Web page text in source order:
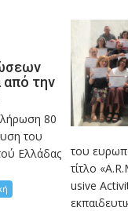
από την
80
του
Ελλάδας
του
τίτλο
usive